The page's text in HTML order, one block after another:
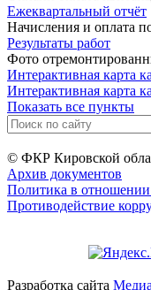
Ежеквартальный отчёт
Начисления и оплата
Результаты работ
Фото
Интерактивная карта
Интерактивная карта
Показать все пункты
© ФКР Кировской
Архив документов
Политика в
Противодействие
Разработка сайта